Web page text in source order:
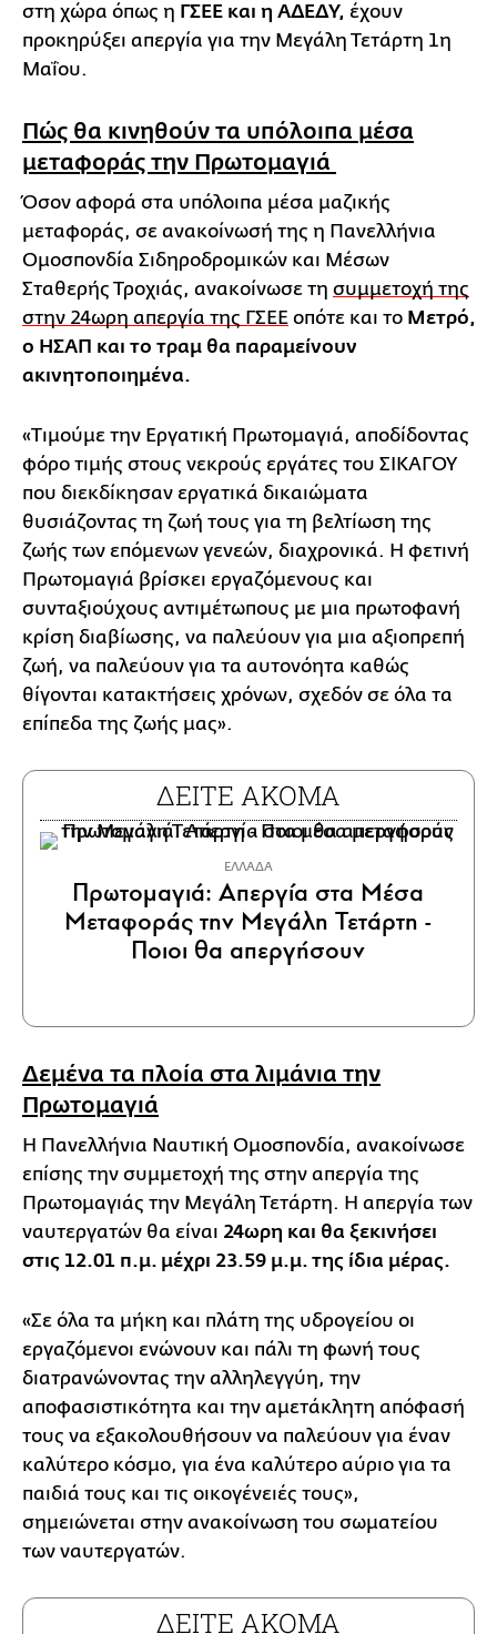
στη χώρα όπως η ΓΣΕΕ και η ΑΔΕΔΥ, έχουν
προκηρύξει απεργία για την Μεγάλη Τετάρτη 1η
Μαΐου.
Πώς θα κινηθούν τα υπόλοιπα μέσα
μεταφοράς την Πρωτομαγιά
Όσον αφορά στα υπόλοιπα μέσα μαζικής
μεταφοράς, σε ανακοίνωσή της η Πανελλήνια
Ομοσπονδία Σιδηροδρομικών και Μέσων
Σταθερής Τροχιάς, ανακοίνωσε τη συμμετοχή της
στην 24ωρη απεργία της ΓΣΕΕ οπότε και το Μετρό,
ο ΗΣΑΠ και το τραμ θα παραμείνουν
ακινητοποιημένα.
«Τιμούμε την Εργατική Πρωτομαγιά, αποδίδοντας
φόρο τιμής στους νεκρούς εργάτες του ΣΙΚΑΓΟΥ
που διεκδίκησαν εργατικά δικαιώματα
θυσιάζοντας τη ζωή τους για τη βελτίωση της
ζωής των επόμενων γενεών, διαχρονικά. Η φετινή
Πρωτομαγιά βρίσκει εργαζόμενους και
συνταξιούχους αντιμέτωπους με μια πρωτοφανή
κρίση διαβίωσης, να παλεύουν για μια αξιοπρεπή
ζωή, να παλεύουν για τα αυτονόητα καθώς
θίγονται κατακτήσεις χρόνων, σχεδόν σε όλα τα
επίπεδα της ζωής μας».
ΔΕΙΤΕ ΑΚΟΜΑ
ΕΛΛΑΔΑ
Πρωτομαγιά: Απεργία στα Mέσα
Μεταφοράς την Μεγάλη Τετάρτη -
Ποιοι θα απεργήσουν
Δεμένα τα πλοία στα λιμάνια την
Πρωτομαγιά
Η Πανελλήνια Ναυτική Ομοσπονδία, ανακοίνωσε
επίσης την συμμετοχή της στην απεργία της
Πρωτομαγιάς την Μεγάλη Τετάρτη. Η απεργία των
ναυτεργατών θα είναι 24ωρη και θα ξεκινήσει
στις 12.01 π.μ. μέχρι 23.59 μ.μ. της ίδια μέρας.
«Σε όλα τα μήκη και πλάτη της υδρογείου οι
εργαζόμενοι ενώνουν και πάλι τη φωνή τους
διατρανώνοντας την αλληλεγγύη, την
αποφασιστικότητα και την αμετάκλητη απόφασή
τους να εξακολουθήσουν να παλεύουν για έναν
καλύτερο κόσμο, για ένα καλύτερο αύριο για τα
παιδιά τους και τις οικογένειές τους»,
σημειώνεται στην ανακοίνωση του σωματείου
των ναυτεργατών.
ΔΕΙΤΕ ΑΚΟΜΑ